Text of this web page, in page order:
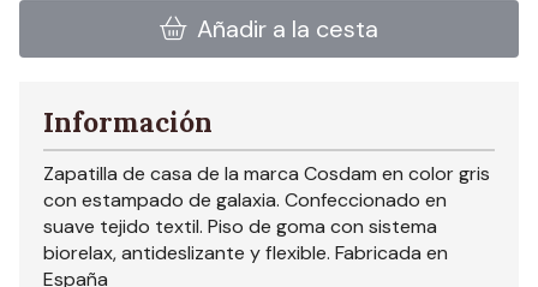
Añadir a la cesta
Información
Zapatilla de casa de la marca Cosdam en color gris
con estampado de galaxia. Confeccionado en
suave tejido textil. Piso de goma con sistema
biorelax, antideslizante y flexible. Fabricada en
España